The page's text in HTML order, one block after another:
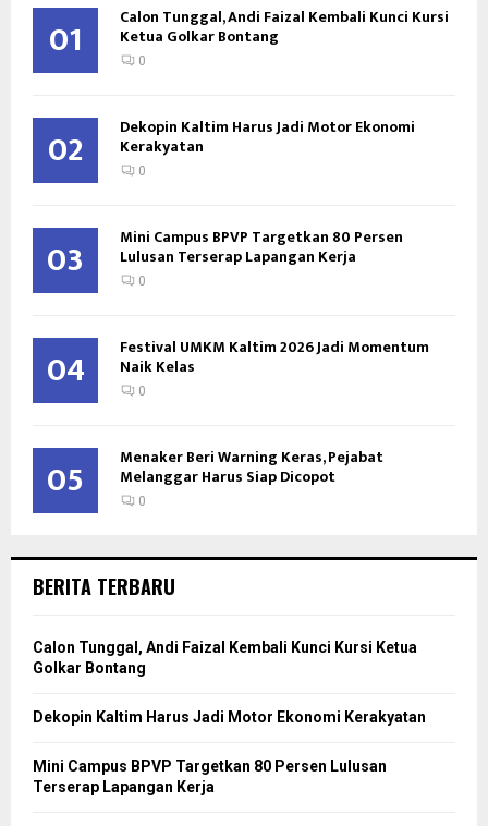
01 Calon Tunggal, Andi Faizal Kembali Kunci Kursi
Ketua Golkar Bontang
0
02 Dekopin Kaltim Harus Jadi Motor Ekonomi
Kerakyatan
0
03 Mini Campus BPVP Targetkan 80 Persen
Lulusan Terserap Lapangan Kerja
0
04 Festival UMKM Kaltim 2026 Jadi Momentum
Naik Kelas
0
05 Menaker Beri Warning Keras, Pejabat
Melanggar Harus Siap Dicopot
0
BERITA TERBARU
Calon Tunggal, Andi Faizal Kembali Kunci Kursi Ketua
Golkar Bontang
Dekopin Kaltim Harus Jadi Motor Ekonomi Kerakyatan
Mini Campus BPVP Targetkan 80 Persen Lulusan
Terserap Lapangan Kerja